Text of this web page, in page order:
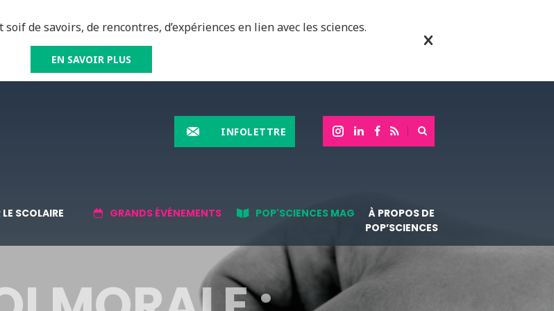
soif de savoirs, de rencontres, d’expériences en lien avec les sciences.
EN SAVOIR PLUS
INFOLETTRE
SCOLAIRE GRANDS ÉVÉNEMENTS POP'SCIENCES MAG
À PROPOS DE
POP’SCIENCES